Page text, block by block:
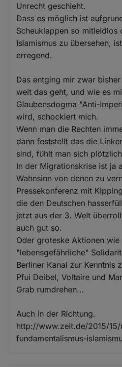
Unrecht geschieht.
Dass es möglich ist
Scheuklappen so mitleidlos
Islamismus zu übersehen,
erregend.
Das entging mir zwar
weit das geht, und wie es
Glaubensdogma "Anti-
wird, schockiert mich.
Wenn man die Rechten
dann feststellt das die
sind, fühlt man sich
In der Migrationskrise ist ja
Wahnsinn von denen zu
Pressekonferenz mit
die den Deutschen
jetzt aus der 3. Welt
auch gut so.
Oder groteske Aktionen wie
"lebensgefährliche"
Berliner Kanal zur Kenntnis
Pfui Deibel, Voltaire und
Grab rumdrehen...
Auch in der Richtung.
http://www.zeit.de/2015/
fundamentalismus-